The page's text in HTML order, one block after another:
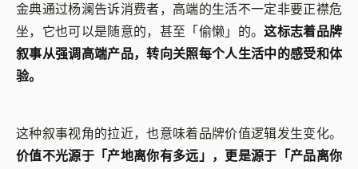
金典通过杨澜告诉消费者，高端的生活不一定非要正襟危
坐，它也可以是随意的，甚至「偷懒」的。这标志着品牌
叙事从强调高端产品，转向关照每个人生活中的感受和体
验。
这种叙事视角的拉近，也意味着品牌价值逻辑发生变化。
价值不光源于「产地离你有多远」，更是源于「产品离你